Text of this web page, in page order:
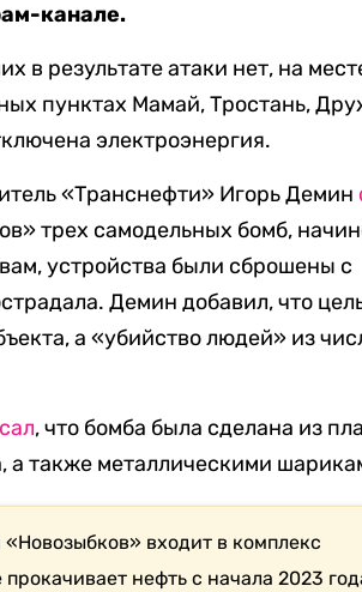
канале.
в результате атаки нет, на
пунктах Мамай, Тростань,
электроэнергия.
«Транснефти» Игорь Демин
трех самодельных бомб,
устройства были сброшены с
Демин добавил, что
а «убийство людей» из
, что бомба была сделана из
а также металлическими
входит в комплекс
прокачивает нефть с начала 2023